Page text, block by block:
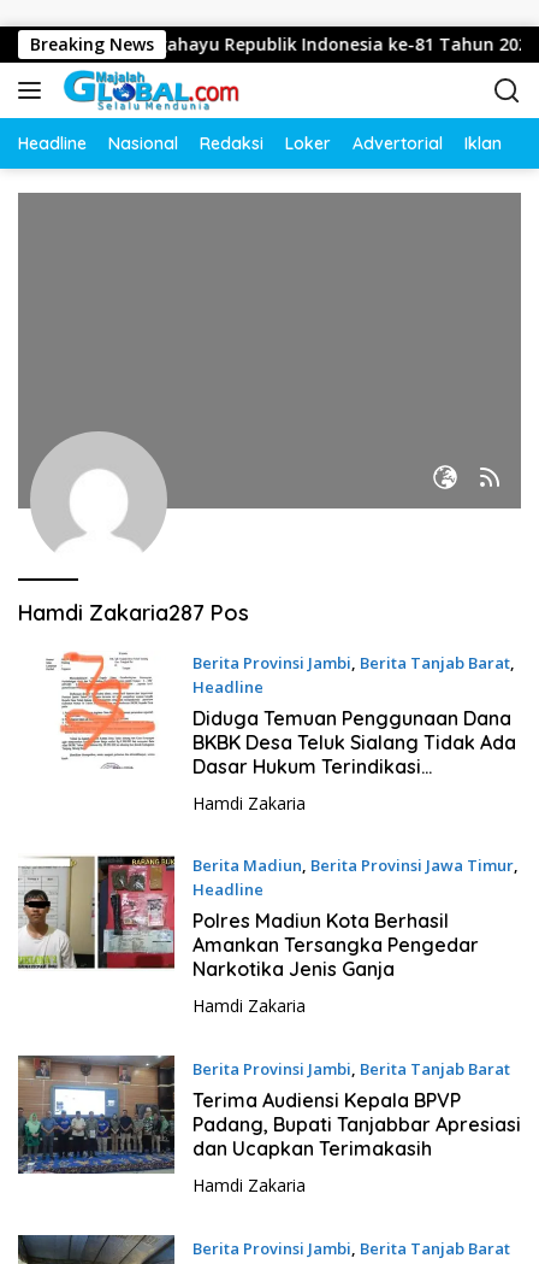
Breaking NewsDirgahayu Republik Indonesia ke-81 Tahun 2026
Headline Nasional Redaksi Loker Advertorial Iklan
Hamdi Zakaria287 Pos
Berita Provinsi Jambi, Berita Tanjab Barat,
Headline
17 Januari 2024 - 18:50
Diduga Temuan Penggunaan Dana
BKBK Desa Teluk Sialang Tidak Ada
Dasar Hukum Terindikasi
Kangkangi Pergub No 16 Tahun
2022
Hamdi Zakaria
Berita Madiun, Berita Provinsi Jawa Timur,
Headline
6 Januari 2024 - 13:39
Polres Madiun Kota Berhasil
Amankan Tersangka Pengedar
Narkotika Jenis Ganja
Hamdi Zakaria
Berita Provinsi Jambi, Berita Tanjab Barat
16 Desember 2023 - 15:46
Terima Audiensi Kepala BPVP
Padang, Bupati Tanjabbar Apresiasi
dan Ucapkan Terimakasih
Hamdi Zakaria
Berita Provinsi Jambi, Berita Tanjab Barat